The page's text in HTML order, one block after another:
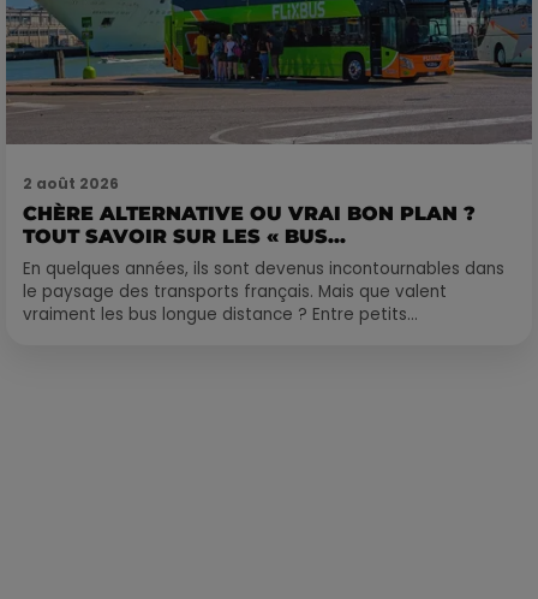
2 août 2026
CHÈRE ALTERNATIVE OU VRAI BON PLAN ?
TOUT SAVOIR SUR LES « BUS...
En quelques années, ils sont devenus incontournables dans
le paysage des transports français. Mais que valent
vraiment les bus longue distance ? Entre petits...